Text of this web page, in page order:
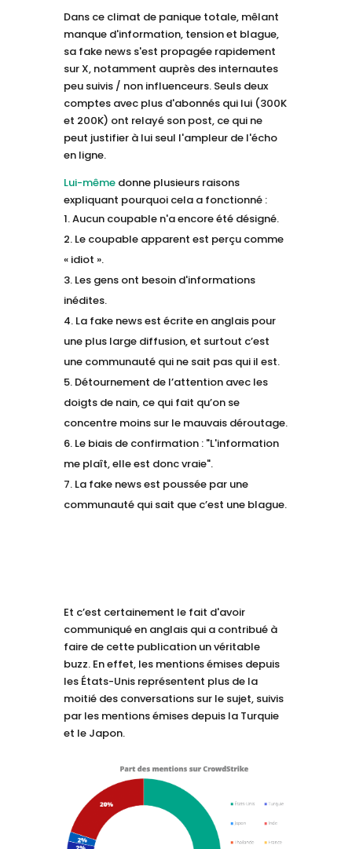
Dans ce climat de panique totale, mêlant
manque d'information, tension et blague,
sa fake news s'est propagée rapidement
sur X, notamment auprès des internautes
peu suivis / non influenceurs. Seuls deux
comptes avec plus d'abonnés qui lui (300K
et 200K) ont relayé son post, ce qui ne
peut justifier à lui seul l'ampleur de l'écho
en ligne.
Lui-mêmedonne plusieurs raisons
expliquant pourquoi cela a fonctionné :
Aucun coupable n'a encore été désigné.
Le coupable apparent est perçu comme
« idiot ».
Les gens ont besoin d'informations
inédites.
La fake news est écrite en anglais pour
une plus large diffusion, et surtout c’est
une communauté qui ne sait pas qui il est.
Détournement de l’attention avec les
doigts de nain, ce qui fait qu’on se
concentre moins sur le mauvais déroutage.
Le biais de confirmation : "L'information
me plaît, elle est donc vraie".
La fake news est poussée par une
communauté qui sait que c’est une blague.
Et c’est certainement le fait d'avoir
communiqué en anglais qui a contribué à
faire de cette publication un véritable
buzz. En effet, les mentions émises depuis
les États-Unis représentent plus de la
moitié des conversations sur le sujet, suivis
par les mentions émises depuis la Turquie
et le Japon.